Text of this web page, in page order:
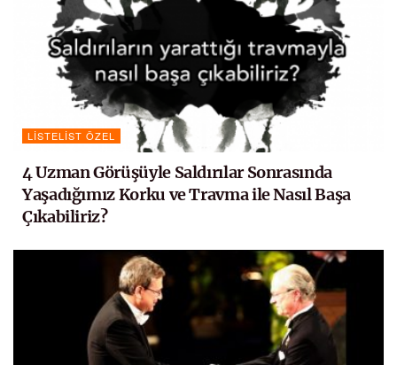
LISTELIST ÖZEL
4 Uzman Görüşüyle Saldırılar Sonrasında
Yaşadığımız Korku ve Travma ile Nasıl Başa
Çıkabiliriz?